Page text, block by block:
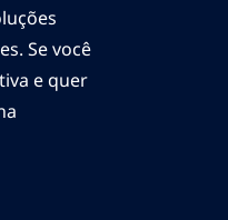
Se você
e quer